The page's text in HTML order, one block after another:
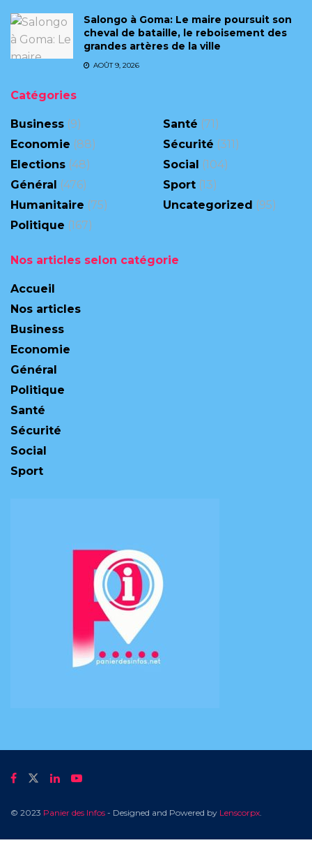
Salongo à Goma: Le maire poursuit son
cheval de bataille, le reboisement des
grandes artères de la ville
AOÛT 9, 2026
Catégories
Business (9)
Economie (88)
Elections (48)
Général
(476)
Humanitaire (75)
Politique (167)
Santé (71)
Sécurité (311)
Social
(104)
Sport (13)
Uncategorized (95)
Nos articles selon catégorie
Accueil
Nos articles
Business
Economie
Général
Politique
Santé
Sécurité
Social
Sport
© 2023 Panier des Infos - Designed and Powered by Lenscorpx.